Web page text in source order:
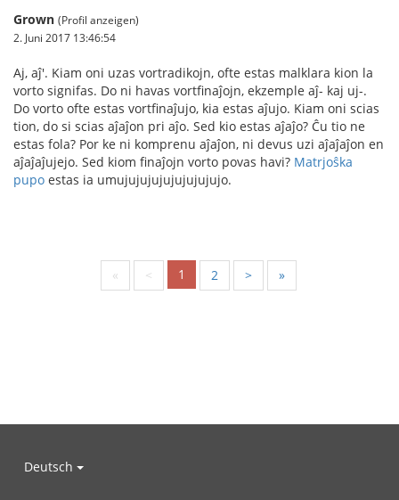
Grown (Profil anzeigen)
2. Juni 2017 13:46:54
Aj, aĵ'. Kiam oni uzas vortradikojn, ofte estas malklara kion la
vorto signifas. Do ni havas vortfinaĵojn, ekzemple aĵ- kaj uj-.
Do vorto ofte estas vortfinaĵujo, kia estas aĵujo. Kiam oni scias
tion, do si scias aĵaĵon pri aĵo. Sed kio estas aĵaĵo? Ĉu tio ne
estas fola? Por ke ni komprenu aĵaĵon, ni devus uzi aĵaĵaĵon en
aĵaĵaĵujejo. Sed kiom finaĵojn vorto povas havi? Matrjoŝka
pupo estas ia umujujujujujujujujujo.
« < 1 2 > »
Deutsch